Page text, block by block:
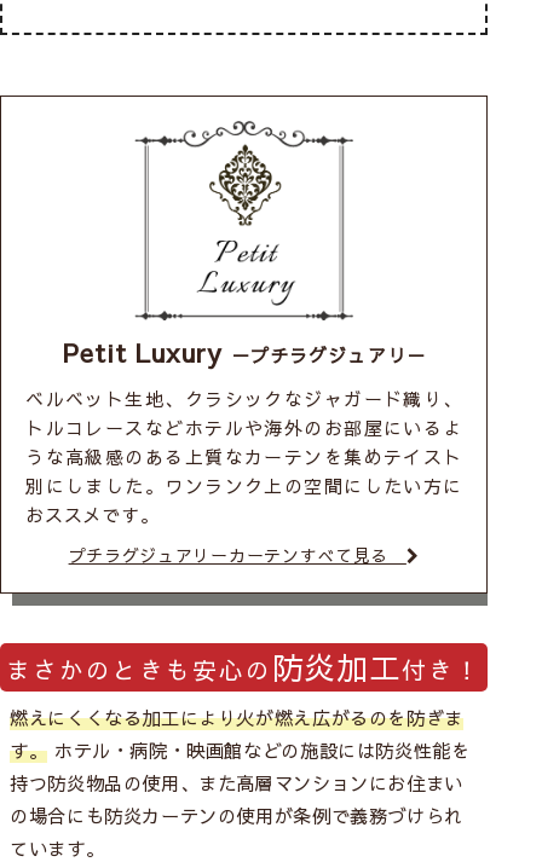
Petit Luxury －プチラグジュアリ－
ベルベット生地、クラシックなジャガード織り、
トルコレースなどホテルや海外のお部屋にいるよ
うな高級感のある上質なカーテンを集めテイスト
別にしました。ワンランク上の空間にしたい方に
おススメです。
プチラグジュアリーカーテンすべて見る
まさかのときも安心の 防炎加工付き！
燃えにくくなる加工により火が燃え広がるのを防ぎま
す。 ホテル・病院・映画館などの施設には防炎性能を
持つ防炎物品の使用、また高層マンションにお住まい
の場合にも防炎カーテンの使用が条例で義務づけられ
ています。